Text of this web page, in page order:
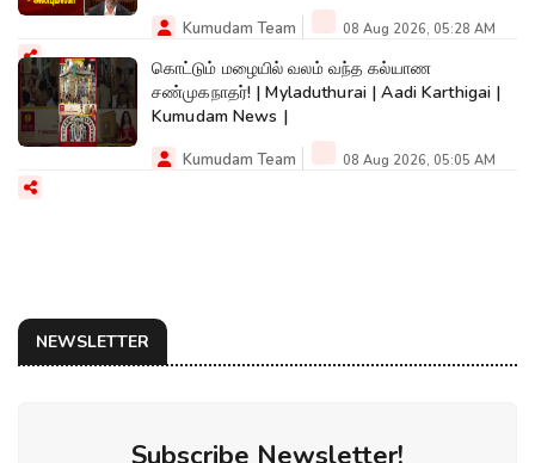
Kumudam Team 08 Aug 2026, 05:28 AM
கொட்டும் மழையில் வலம் வந்த கல்யாண
சண்முகநாதர்! | Myladuthurai | Aadi Karthigai |
Kumudam News |
Kumudam Team 08 Aug 2026, 05:05 AM
NEWSLETTER